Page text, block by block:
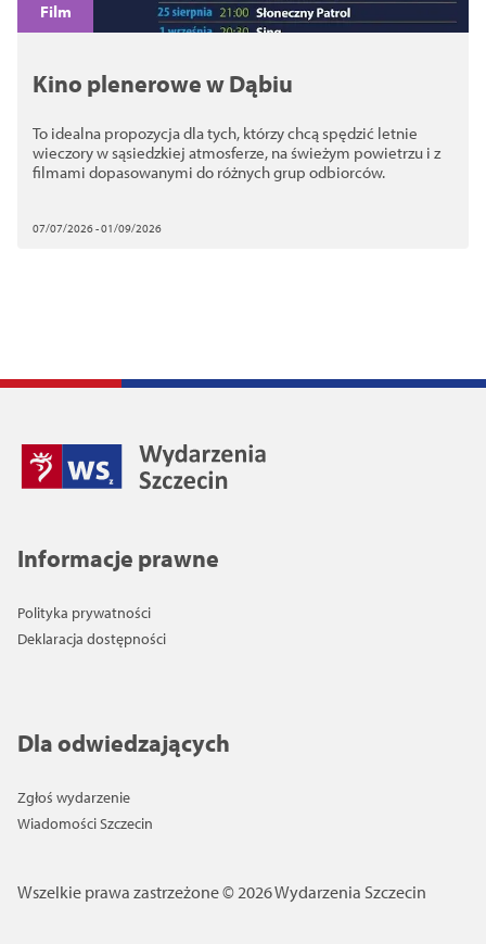
Film
Kino plenerowe w Dąbiu
To idealna propozycja dla tych, którzy chcą spędzić letnie
wieczory w sąsiedzkiej atmosferze, na świeżym powietrzu i z
filmami dopasowanymi do różnych grup odbiorców.
07/07/2026 - 01/09/2026
Informacje prawne
Polityka prywatności
Deklaracja dostępności
Dla odwiedzających
Zgłoś wydarzenie
Wiadomości Szczecin
Wszelkie prawa zastrzeżone © 2026 Wydarzenia Szczecin